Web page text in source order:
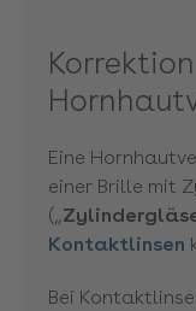
Eine
einer Brille mit
(„
Kontaktlinsen
Bei